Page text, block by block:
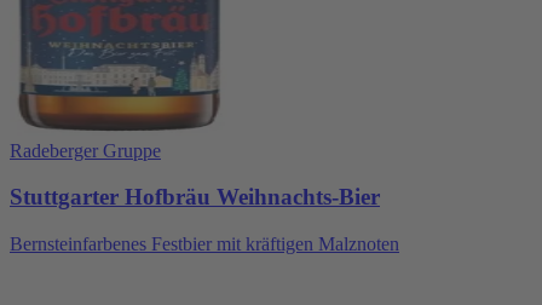
Radeberger Gruppe
Stuttgarter Hofbräu Weihnachts-Bier
Bernsteinfarbenes Festbier mit kräftigen Malznoten